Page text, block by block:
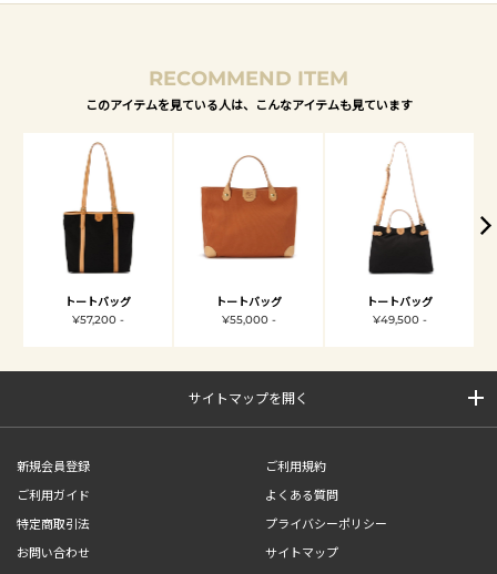
RECOMMEND ITEM
このアイテムを見ている人は、こんなアイテムも見ています
トートバッグ
¥57,200 -
トートバッグ
¥55,000 -
トートバッグ
¥49,500 -
サイトマップを開く
新規会員登録
ご利用規約
ご利用ガイド
よくある質問
特定商取引法
プライバシーポリシー
お問い合わせ
サイトマップ